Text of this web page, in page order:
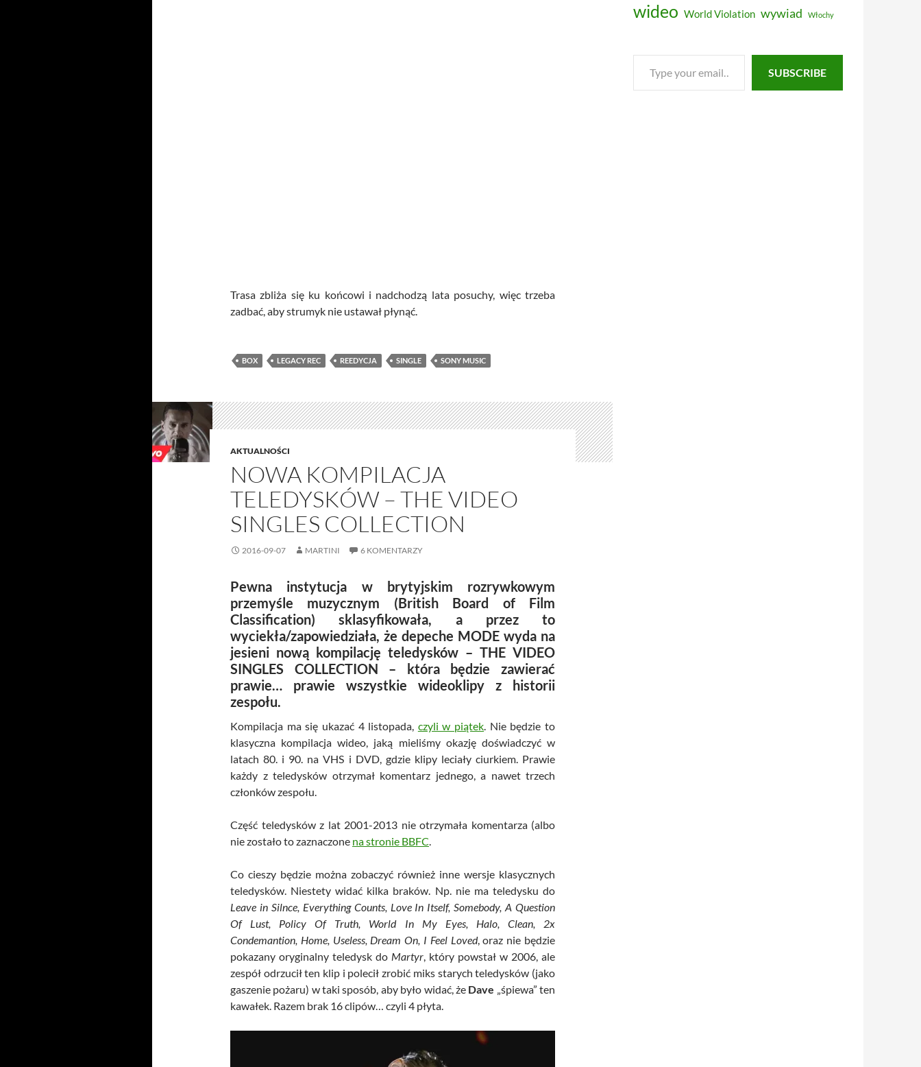
Trasa zbliża się ku końcowi i nadchodzą lata posuchy, więc trzeba
zadbać, aby strumyk nie ustawał płynąć.
BOX LEGACY REC REEDYCJA SINGLE SONY MUSIC
AKTUALNOŚCI
NOWA KOMPILACJA
TELEDYSKÓW – THE VIDEO
SINGLES COLLECTION
2016-09-07 MARTINI 6 KOMENTARZY
Pewna instytucja w brytyjskim rozrywkowym
przemyśle muzycznym (British Board of Film
Classification) sklasyfikowała, a przez to
wyciekła/zapowiedziała, że depeche MODE wyda na
jesieni nową kompilację teledysków – THE VIDEO
SINGLES COLLECTION – która będzie zawierać
prawie… prawie wszystkie wideoklipy z historii
zespołu.
Kompilacja ma się ukazać 4 listopada, czyli w piątek. Nie będzie to
klasyczna kompilacja wideo, jaką mieliśmy okazję doświadczyć w
latach 80. i 90. na VHS i DVD, gdzie klipy leciały ciurkiem. Prawie
każdy z teledysków otrzymał komentarz jednego, a nawet trzech
członków zespołu.
Część teledysków z lat 2001-2013 nie otrzymała komentarza (albo
nie zostało to zaznaczone na stronie BBFC.
Co cieszy będzie można zobaczyć również inne wersje klasycznych
teledysków. Niestety widać kilka braków. Np. nie ma teledysku do
Leave in Silnce, Everything Counts, Love In Itself, Somebody, A Question
Of Lust, Policy Of Truth, World In My Eyes, Halo, Clean, 2x
Condemantion, Home, Useless, Dream On, I Feel Loved, oraz nie będzie
pokazany oryginalny teledysk do Martyr, który powstał w 2006, ale
zespół odrzucił ten klip i polecił zrobić miks starych teledysków (jako
gaszenie pożaru) w taki sposób, aby było widać, że Dave „śpiewa” ten
kawałek. Razem brak 16 clipów… czyli 4 płyta.
wideo World Violation wywiad Włochy
your
SUBSCRIBE